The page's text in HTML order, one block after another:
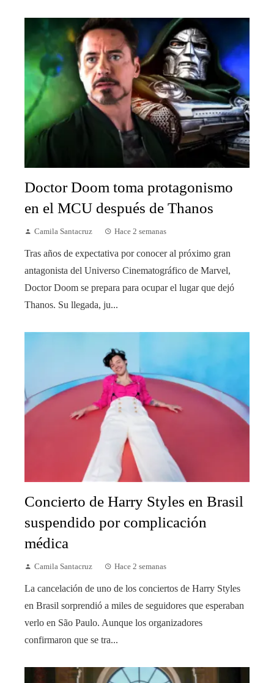
Doctor Doom toma protagonismo
en el MCU después de Thanos
Camila Santacruz Hace 2 semanas
Tras años de expectativa por conocer al próximo gran
antagonista del Universo Cinematográfico de Marvel,
Doctor Doom se prepara para ocupar el lugar que dejó
Thanos. Su llegada, ju...
Concierto de Harry Styles en Brasil
suspendido por complicación
médica
Camila Santacruz Hace 2 semanas
La cancelación de uno de los conciertos de Harry Styles
en Brasil sorprendió a miles de seguidores que esperaban
verlo en São Paulo. Aunque los organizadores
confirmaron que se tra...